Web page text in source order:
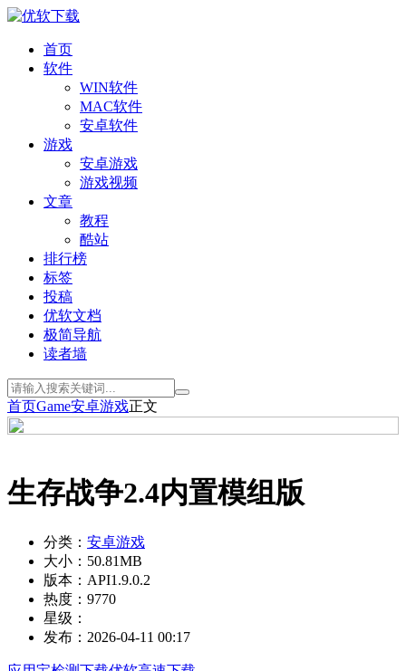
首页
软件
WIN软件
MAC软件
安卓软件
游戏
安卓游戏
游戏视频
文章
教程
酷站
排行榜
标签
投稿
优软文档
极简导航
读者墙
首页Game安卓游戏正文
生存战争2.4内置模组版
分类： 安卓游戏
大小： 50.81MB
版本： API1.9.0.2
热度： 9770
星级：
发布： 2026-04-11 00:17